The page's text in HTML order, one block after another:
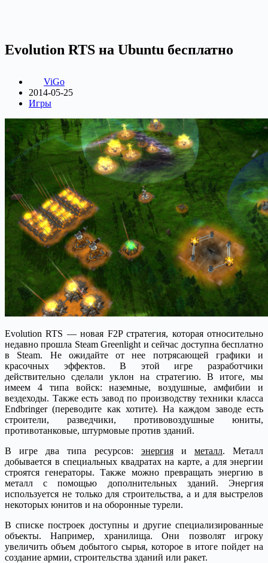
Evolution RTS на Ubuntu бесплатно
ViGo
2014-05-25
Игры
Evolution RTS — новая F2P стратегия, которая относительно
недавно прошла Steam Greenlight и сейчас доступна бесплатно
в Steam. Не ожидайте от нее потрясающей графики и
красочных эффектов. В этой игре разработчики
действительно сделали уклон на стратегию. В итоге, мы
имеем 4 типа войск: наземные, воздушные, амфибии и
вездеходы. Также есть завод по производству техники класса
Endbringer (переводите как хотите). На каждом заводе есть
строители, разведчики, противовоздушные юниты,
противотанковые, штурмовые против зданий.
В игре два типа ресурсов: энергияи металл. Металл
добывается в специальных квадратах на карте, а для энергии
строятся генераторы. Также можно превращать энергию в
металл с помощью дополнительных зданий. Энергия
используется не только для строительства, а и для выстрелов
некоторых юнитов и на оборонные турели.
В списке построек доступны и другие специализированные
объекты. Например, хранилища. Они позволят игроку
увеличить объем добытого сырья, которое в итоге пойдет на
создание армии, строительства зданий или ракет.